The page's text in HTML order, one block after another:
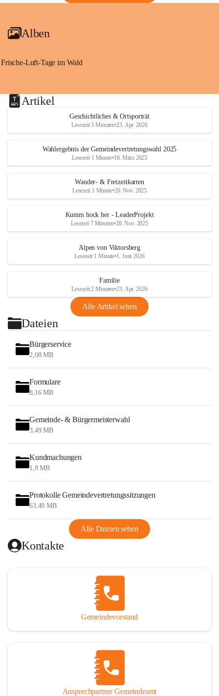
Alben
Frische-Luft-Tage im Wald
Artikel
Geschichtliches & Ortsporträt
Lesezeit 3 Minuten•23. Apr. 2026
Wahlergebnis der Gemeindevertretungswahl 2025
Lesezeit 1 Minute•16. März 2025
Wander- & Freizeitkarten
Lesezeit 1 Minute•20. Nov. 2025
Kumm hock her - LeaderProjekt
Lesezeit 7 Minuten•20. Nov. 2025
Alpen von Viktorsberg
Lesezeit 1 Minute•1. Juni 2026
Familie
Lesezeit 2 Minuten•23. Apr. 2026
Alle Artikel sehen
Dateien
Bürgerservice
2,08 MB
Formulare
8,16 MB
Gemeinde- & Bürgermeisterwahl
3,49 MB
Kundmachungen
1,8 MB
Protokolle Gemeindevertretungssitzungen
63,49 MB
Alle Dateien sehen
Kontakte
Gemeindevorstand
Ansprechpartner Gemeindeamt